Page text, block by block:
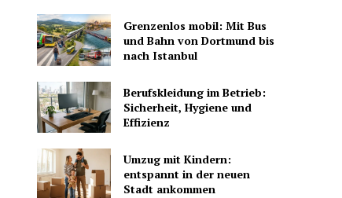
Grenzenlos mobil: Mit Bus
und Bahn von Dortmund bis
nach Istanbul
Berufskleidung im Betrieb:
Sicherheit, Hygiene und
Effizienz
Umzug mit Kindern:
entspannt in der neuen
Stadt ankommen